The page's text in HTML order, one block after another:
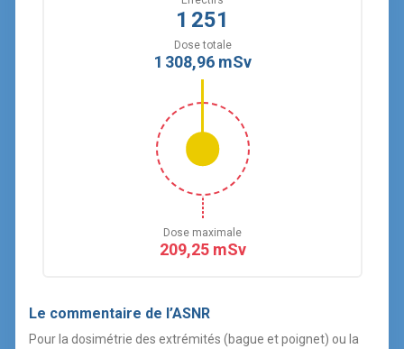
1 251
Dose totale
1 308,96 mSv
Dose maximale
209,25 mSv
Le commentaire de l’ASNR
Pour la dosimétrie des extrémités (bague et poignet) ou la